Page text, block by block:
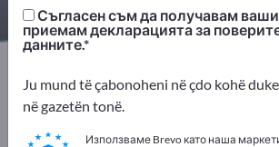
Измервателни техники
измервателни уреди на бои
Съгласен съм да получавам
приемам декларацията за
данните.
Ju mund të çabonoheni në çdo kohë
në gazetën tonë.
Използваме Brevo като наша